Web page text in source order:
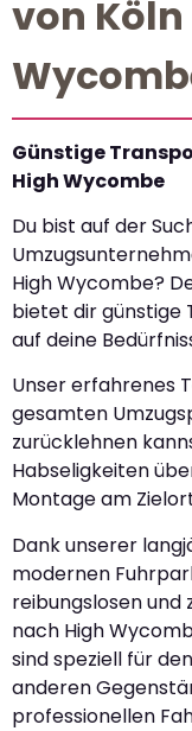
von
Günstige
High Wycombe
Du bist auf der
High Wycombe?
bietet dir günstige
auf deine
Unser erfahrenes
gesamten
zurücklehnen
Habseligkeiten
Montage am
Dank unserer
modernen
reibungslosen und
nach High
sind speziell für
anderen
professionellen